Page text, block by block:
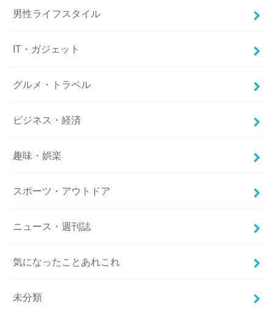
男性ライフスタイル
IT・ガジェット
グルメ・トラベル
ビジネス・経済
趣味・娯楽
スポーツ・アウトドア
ニュース・週刊誌
気になったことあれこれ
未分類